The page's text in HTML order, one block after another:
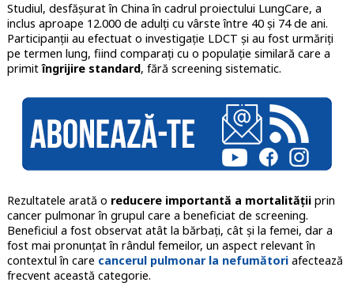
Studiul, desfășurat în China în cadrul proiectului LungCare, a
inclus aproape 12.000 de adulți cu vârste între 40 și 74 de ani.
Participanții au efectuat o investigație LDCT și au fost urmăriți
pe termen lung, fiind comparați cu o populație similară care a
primitîngrijire standard, fără screening sistematic.
Rezultatele arată o reducere importantă a mortalitățiiprin
cancer pulmonar în grupul care a beneficiat de screening.
Beneficiul a fost observat atât la bărbați, cât și la femei, dar a
fost mai pronunțat în rândul femeilor, un aspect relevant în
contextul în care cancerul pulmonar la nefumătoriafectează
frecvent această categorie.